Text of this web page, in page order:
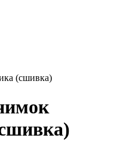
(сшивка)